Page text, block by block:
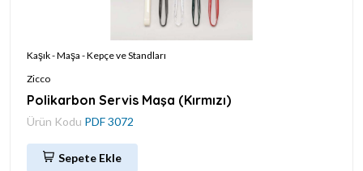
Kaşık - Maşa - Kepçe ve Standları
Zicco
Polikarbon Servis Maşa (Kırmızı)
Ürün Kodu PDF 3072
Sepete Ekle